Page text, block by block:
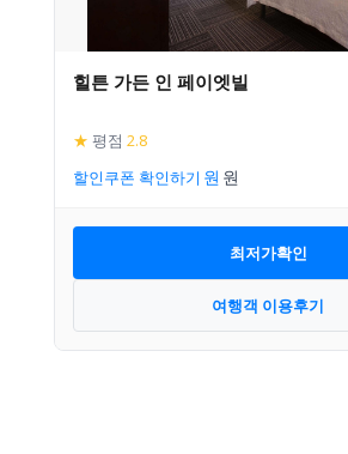
힐튼 가든 인 페이엣빌
★ 평점 2.8
할인쿠폰 확인하기
최저가확인
여행객 이용후기